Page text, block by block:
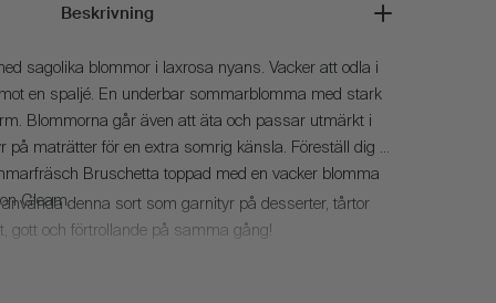
Beskrivning
sagolika blommor i laxrosa nyans. Vacker att odla i
en spaljé. En underbar sommarblomma med stark
Blommorna går även att äta och passar utmärkt i
på maträtter för en extra somrig känsla. Föreställ dig en
Bruschetta toppad med en vacker blomma
Gleam.denna sort som garnityr på desserter, tårtor
gott och förtrollande på samma gång!